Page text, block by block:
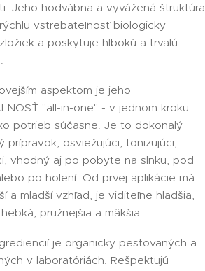
Jeho hodvábna a vyvážená štruktúra
vstrebateľnosť biologicky
a poskytuje hlbokú a trvalú
aspektom je jeho
"all-in-one" - v jednom kroku
potrieb súčasne. Je to dokonalý
prípravok, osviežujúci, tonizujúci,
vhodný aj po pobyte na slnku, pod
po holení. Od prvej aplikácie má
a mladší vzhľad, je viditeľne hladšia,
pružnejšia a mäkšia.
je organicky pestovaných a
v laboratóriách. Rešpektujú